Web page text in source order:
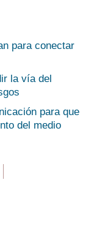
para conectar
la vía del
para que
del medio